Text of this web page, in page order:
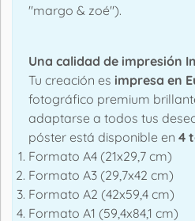
"margo & zoé").
Una calidad de impresión
Tu creación es impresa en
fotográfico premium
adaptarse a todos tus
póster está disponible en 4
Formato A4 (21x29,7 cm)
Formato A3 (29,7x42 cm)
Formato A2 (42x59,4 cm)
Formato A1 (59,4x84,1 cm)